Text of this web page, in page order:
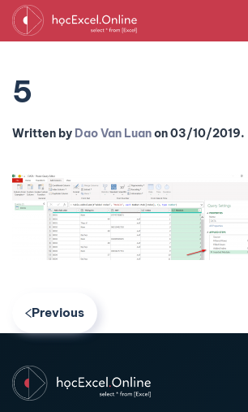
5
Written by Dao Van Luanon03/10/2019.
Previous